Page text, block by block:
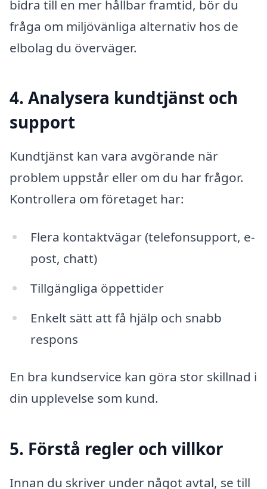
bidra till en mer hållbar framtid, bör du
fråga om miljövänliga alternativ hos de
elbolag du överväger.
4. Analysera kundtjänst och
support
Kundtjänst kan vara avgörande när
problem uppstår eller om du har frågor.
Kontrollera om företaget har:
Flera kontaktvägar (telefonsupport, e-
post, chatt)
Tillgängliga öppettider
Enkelt sätt att få hjälp och snabb
respons
En bra kundservice kan göra stor skillnad i
din upplevelse som kund.
5. Förstå regler och villkor
Innan du skriver under något avtal, se till